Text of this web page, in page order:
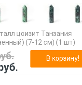
цоизит Танзания
(7-12 см) (1 шт)
В корзину!